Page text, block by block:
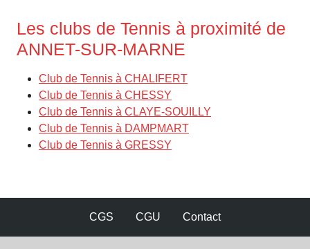
Les clubs de Tennis à proximité de
ANNET-SUR-MARNE
Club de Tennis à CHALIFERT
Club de Tennis à CHESSY
Club de Tennis à CLAYE-SOUILLY
Club de Tennis à DAMPMART
Club de Tennis à GRESSY
CGS CGU Contact